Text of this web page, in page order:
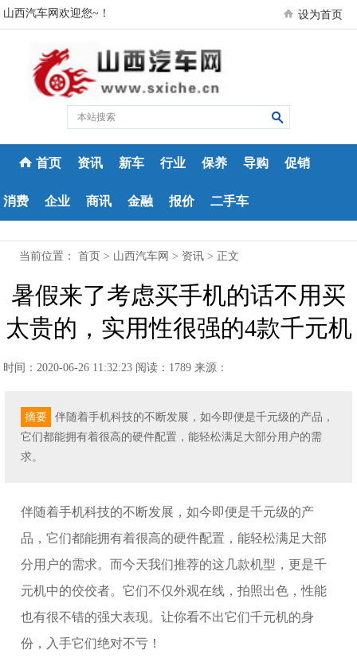
山西汽车网欢迎您~！ 设为首页
首页 资讯 新车 行业 保养 导购 促销
消费 企业 商讯 金融 报价 二手车
当前位置：首页 > 山西汽车网 > 资讯 > 正文
暑假来了考虑买手机的话不用买
太贵的，实用性很强的4款千元机
时间：2020-06-26 11:32:23 阅读：1789 来源：
摘要
伴随着手机科技的不断发展，如今即便是千元级的产品，
它们都能拥有着很高的硬件配置，能轻松满足大部分用户的需
求。
伴随着手机科技的不断发展，如今即便是千元级的产
品，它们都能拥有着很高的硬件配置，能轻松满足大部
分用户的需求。而今天我们推荐的这几款机型，更是千
元机中的佼佼者。它们不仅外观在线，拍照出色，性能
也有很不错的强大表现。让你看不出它们千元机的身
份，入手它们绝对不亏！